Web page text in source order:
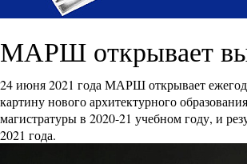
МАРШ открывает
24 июня 2021 года МАРШ открывает
картину нового архитектурного
магистратуры в 2020-21 учебном году, и
2021 года.